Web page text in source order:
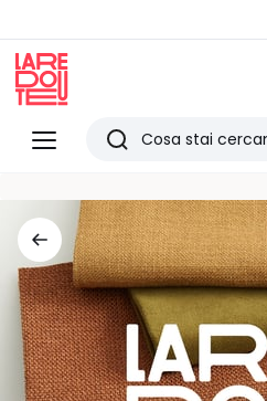
Menu
Redoute
Ricerca
articoli
visti